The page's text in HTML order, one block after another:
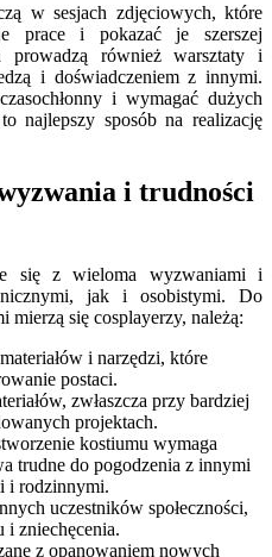
w sesjach zdjęciowych, które
prace i pokazać je szerszej
również warsztaty i
i doświadczeniem z innymi.
i wymagać dużych
najlepszy sposób na realizację
i trudności
się z wieloma wyzwaniami i
jak i osobistymi. Do
mierzą się cosplayerzy, należą:
i narzędzi, które
postaci.
zwłaszcza przy bardziej
projektach.
kostiumu wymaga
trudne do pogodzenia z innymi
i rodzinnymi.
uczestników społeczności,
i zniechęcenia.
z opanowaniem nowych